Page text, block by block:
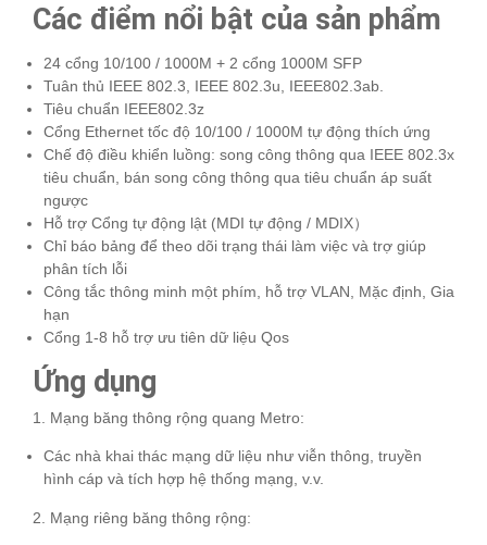
Các điểm nổi bật của sản phẩm
24 cổng 10/100 / 1000M + 2 cổng 1000M SFP
Tuân thủ IEEE 802.3, IEEE 802.3u, IEEE802.3ab.
Tiêu chuẩn IEEE802.3z
Cổng Ethernet tốc độ 10/100 / 1000M tự động thích ứng
Chế độ điều khiển luồng: song công thông qua IEEE 802.3x
tiêu chuẩn, bán song công thông qua tiêu chuẩn áp suất
ngược
Hỗ trợ Cổng tự động lật (MDI tự động / MDIX）
Chỉ báo bảng để theo dõi trạng thái làm việc và trợ giúp
phân tích lỗi
Công tắc thông minh một phím, hỗ trợ VLAN, Mặc định, Gia
hạn
Cổng 1-8 hỗ trợ ưu tiên dữ liệu Qos
Ứng dụng
1. Mạng băng thông rộng quang Metro:
Các nhà khai thác mạng dữ liệu như viễn thông, truyền
hình cáp và tích hợp hệ thống mạng, v.v.
2. Mạng riêng băng thông rộng: